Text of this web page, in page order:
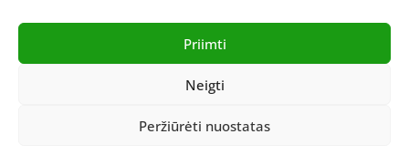
Priimti
Neigti
Peržiūrėti nuostatas
Visos teisės saugomos © ON MEDIA. Sukurta naudojant